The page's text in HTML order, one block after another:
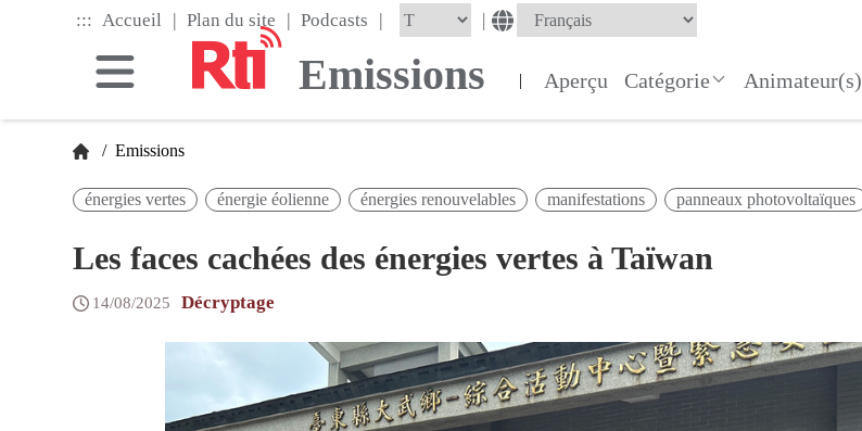
::: Accueil | Plan du site | Podcasts | |
Emissions | Aperçu Catégorie Animateur(s)
/ Emissions
énergies vertes énergie éolienne énergies renouvelables manifestations panneaux photovoltaïques
Les faces cachées des énergies vertes à Taïwan
14/08/2025 Décryptage